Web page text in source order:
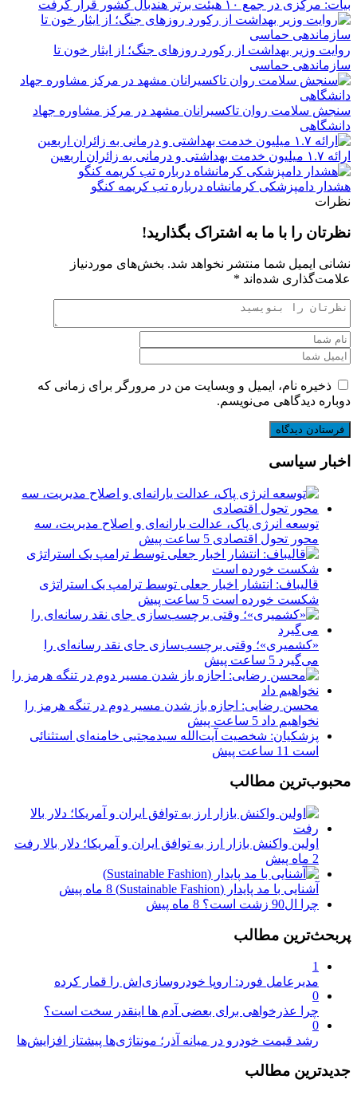
بیات: مرکزی در جمع ۱۰ هیئت برتر هندبال کشور قرار گرفت
روایت وزیر بهداشت از رکورد روزهای جنگ؛ از ایثار خون تا
سازماندهی حماسی
سنجش سلامت روان تاکسیرانان مشهد در مرکز مشاوره جهاد
دانشگاهی
ارائه ۱.۷ میلیون خدمت بهداشتی و درمانی به زائران اربعین
هشدار دامپزشکی کرمانشاه درباره تب کریمه کنگو
نظرات
نظرتان را با ما به اشتراک بگذارید!
نشانی ایمیل شما منتشر نخواهد شد. بخش‌های موردنیاز
علامت‌گذاری شده‌اند *
ذخیره نام، ایمیل و وبسایت من در مرورگر برای زمانی که
دوباره دیدگاهی می‌نویسم.
اخبار سیاسی
توسعه انرژی پاک، عدالت یارانه‌ای و اصلاح مدیریت، سه
محور تحول اقتصادی 5 ساعت پیش
قالیباف: انتشار اخبار جعلی توسط ترامپ یک استراتژی
شکست خورده است 5 ساعت پیش
«کشمیری»؛ وقتی برچسب‌سازی جای نقد رسانه‌ای را
می‌گیرد 5 ساعت پیش
محسن رضایی: اجازه باز شدن مسیر دوم در تنگه هرمز را
نخواهیم داد 5 ساعت پیش
پزشکیان: شخصیت آیت‌الله سیدمجتبی خامنه‌ای استثنائی
است 11 ساعت پیش
محبوب‌ترین مطالب
اولین واکنش بازار ارز به توافق ایران و آمریکا؛ دلار بالا رفت
2 ماه پیش
آشنایی با مد پایدار (Sustainable Fashion)
8 ماه پیش
چرا ال90 زشت است؟
8 ماه پیش
پربحث‌ترین مطالب
1
مدیرعامل فورد: اروپا خودروسازی‌اش را قمار کرده
0
چرا عذرخواهی برای بعضی آدم ها اینقدر سخت است؟
0
رشد قیمت خودرو در میانه آذر؛ مونتاژی‌ها پیشتاز افزایش‌ها
جدیدترین مطالب